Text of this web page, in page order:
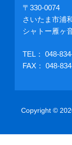
〒330-0074
さいたま市浦
シャトー雁ヶ
TEL： 048-
FAX： 048-
Copyright ©